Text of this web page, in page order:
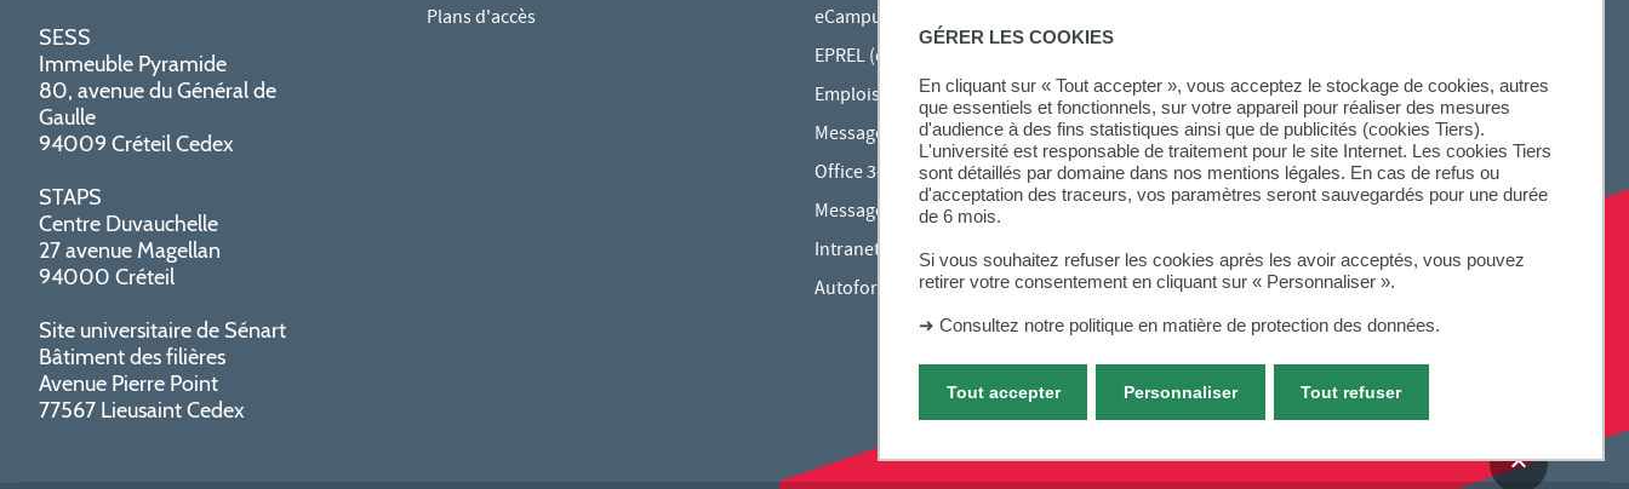
GÉRER LES COOKIES
En cliquant sur « Tout accepter », vous acceptez le stockage de cookies, autres
que essentiels et fonctionnels, sur votre appareil pour réaliser des mesures
d'audience à des fins statistiques ainsi que de publicités (cookies Tiers).
L'université est responsable de traitement pour le site Internet. Les cookies Tiers
sont détaillés par domaine dans nos mentions légales. En cas de refus ou
d'acceptation des traceurs, vos paramètres seront sauvegardés pour une durée
de 6 mois.
Si vous souhaitez refuser les cookies après les avoir acceptés, vous pouvez
retirer votre consentement en cliquant sur « Personnaliser ».
➜ Consultez notre politique en matière de protection des données.
Tout accepter Tout refuser
Personnaliser
SESS
Immeuble Pyramide
80, avenue du Général de
Gaulle
94009 Créteil Cedex
STAPS
Centre Duvauchelle
27 avenue Magellan
94000 Créteil
Site universitaire de Sénart
Bâtiment des filières
Avenue Pierre Point
77567 Lieusaint Cedex
Plans d'accès
eCampus
EPREL (cours en ligne)
Emplois du temps en ligne (ADE)
Messagerie étudiante
Office 365
Messagerie des personnels
Intranet des personnels
Autoformations bureautiques